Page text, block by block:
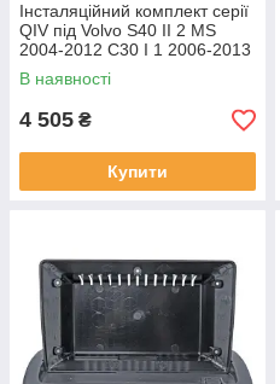
Інсталяційний комплект серії
QIV під Volvo S40 II 2 MS
2004-2012 C30 I 1 2006-2013
C70 II 2 2005-2013 (W1) 9
В наявності
4 505 ₴
Купити